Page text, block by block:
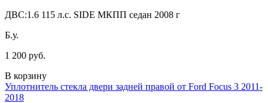
ДВС:1.6 115 л.с. SIDE МКПП седан 2008 г
Б.у.
1 200 руб.
В корзину
Уплотнитель стекла двери задней правой от Ford Focus 3 2011-
2018